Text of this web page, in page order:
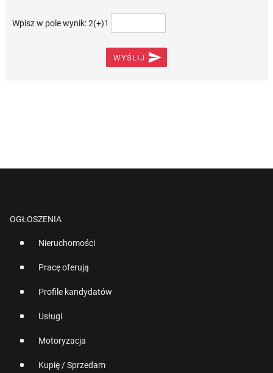
Wpisz w pole wynik: 2(+)1
WYŚLIJ 
OGŁOSZENIA
Nieruchomości
Pracę oferują
Profile kandydatów
Usługi
Motoryzacja
Kupię / Sprzedam